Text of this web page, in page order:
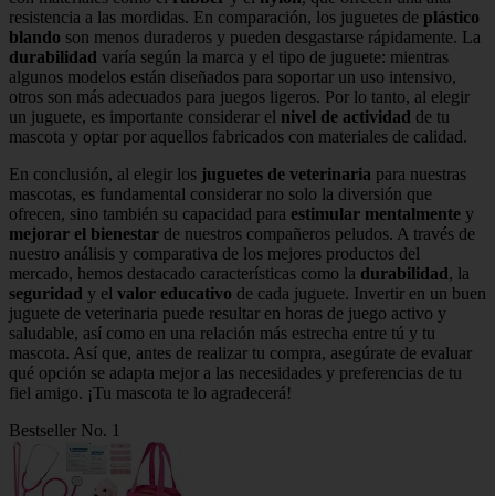
resistencia a las mordidas. En comparación, los juguetes de plástico
blando son menos duraderos y pueden desgastarse rápidamente. La
durabilidad varía según la marca y el tipo de juguete: mientras
algunos modelos están diseñados para soportar un uso intensivo,
otros son más adecuados para juegos ligeros. Por lo tanto, al elegir
un juguete, es importante considerar el nivel de actividad de tu
mascota y optar por aquellos fabricados con materiales de calidad.
En conclusión, al elegir los juguetes de veterinaria para nuestras
mascotas, es fundamental considerar no solo la diversión que
ofrecen, sino también su capacidad para estimular mentalmente y
mejorar el bienestar de nuestros compañeros peludos. A través de
nuestro análisis y comparativa de los mejores productos del
mercado, hemos destacado características como la durabilidad , la
seguridad y el valor educativo de cada juguete. Invertir en un buen
juguete de veterinaria puede resultar en horas de juego activo y
saludable, así como en una relación más estrecha entre tú y tu
mascota. Así que, antes de realizar tu compra, asegúrate de evaluar
qué opción se adapta mejor a las necesidades y preferencias de tu
fiel amigo. ¡Tu mascota te lo agradecerá!
Bestseller No. 1